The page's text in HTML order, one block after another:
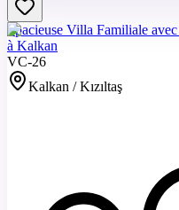
Spacieuse Villa Familiale
à Kalkan
VC-26
Kalkan / Kızıltaş